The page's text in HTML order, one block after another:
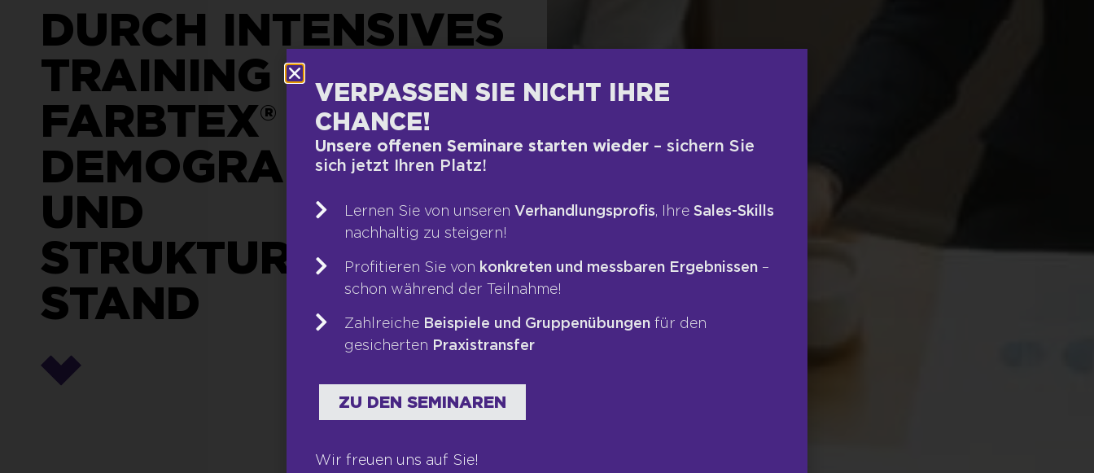
DURCH INTENSIVES
TRAINING HÄLT
FARBTEX®
DEMOGRAPHIE-
UND
STRUKTURWANDEL
STAND
VERPASSEN SIE NICHT IHRE
CHANCE!
Unsere offenen Seminare starten wieder – sichern Sie
sich jetzt Ihren Platz!
Lernen Sie von unserenVerhandlungsprofis, IhreSales-Skills
nachhaltig zu steigern!
Profitieren Sie von konkreten und messbaren Ergebnissen –
schon während der Teilnahme!
Zahlreiche Beispiele und Gruppenübungen für den
gesicherten Praxistransfer
ZU DEN SEMINAREN
Wir freuen uns auf Sie!